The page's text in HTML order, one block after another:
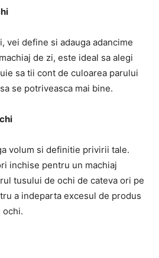
vei define si adauga adancime
de zi, este ideal sa alegi
sa tii cont de culoarea parului
se potriveasca mai bine.
volum si definitie privirii tale.
inchise pentru un machiaj
tusului de ochi de cateva ori pe
a indeparta excesul de produs
ochi.